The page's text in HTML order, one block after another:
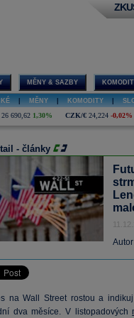
MĚNY & SAZBY
MĚNY KOMODITY
26 690,62 1,30% CZK/€ 24,224 -0,02%
- články
na Wall Street rostou a
dva měsíce. V listopadových